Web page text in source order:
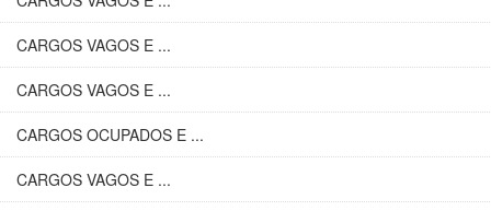
CARGOS VAGOS E ...
CARGOS VAGOS E ...
CARGOS OCUPADOS E ...
CARGOS VAGOS E ...